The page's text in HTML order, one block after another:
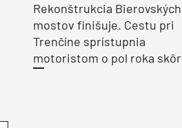
Rekonštrukcia Bierovských
mostov finišuje. Cestu pri
Trenčíne sprístupnia
motoristom o pol roka skôr